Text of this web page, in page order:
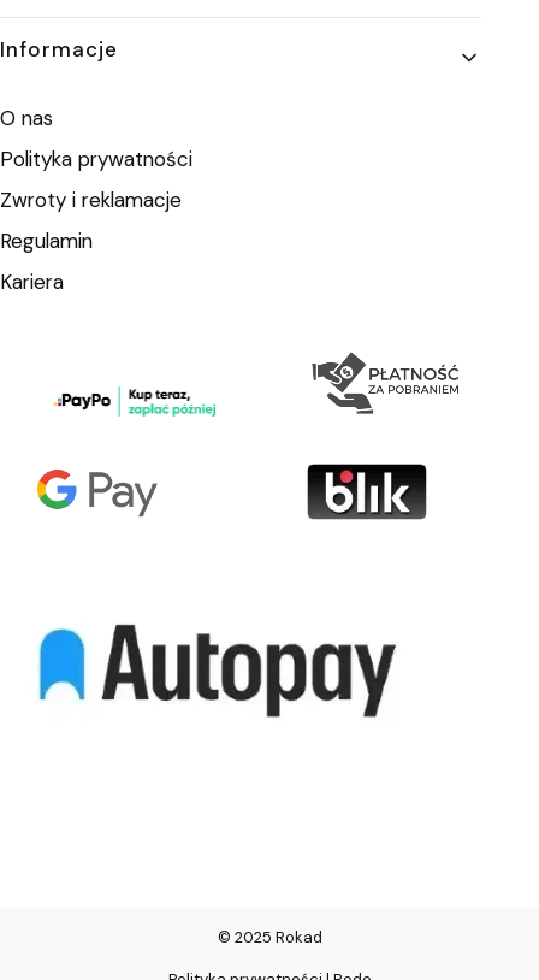
Informacje
O nas
Polityka prywatności
Zwroty i reklamacje
Regulamin
Kariera
© 2025 Rokad